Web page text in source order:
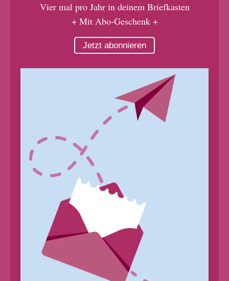
Vier mal pro Jahr in deinem Briefkasten
+ Mit Abo-Geschenk +
Jetzt abonnieren